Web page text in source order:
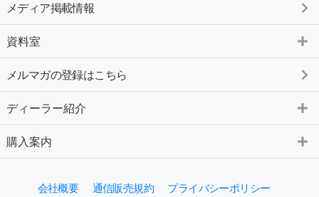
メディア掲載情報
資料室
メルマガの登録はこちら
ディーラー紹介
購入案内
会社概要 通信販売規約 プライバシーポリシー